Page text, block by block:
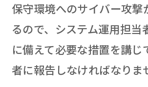
保守環境へのサイバー攻撃
るので、システム運用担当
に備えて必要な措置を講じ
者に報告しなければなりま